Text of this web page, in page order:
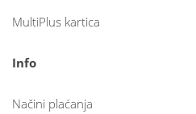
MultiPlus kartica
Info
Načini plaćanja